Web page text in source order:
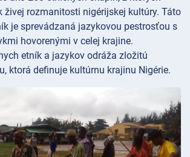
živej rozmanitosti nigérijskej kultúry. Táto
je sprevádzaná jazykovou pestrosťou s
hovorenými v celej krajine.
etník a jazykov odráža zložitú
ktorá definuje kultúrnu krajinu Nigérie.